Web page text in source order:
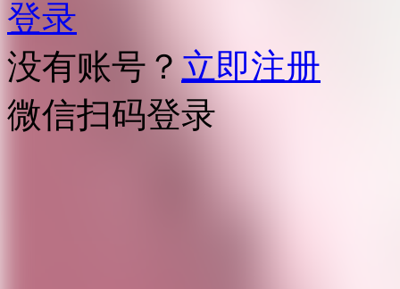
登录
没有账号？ 立即注册
微信扫码登录